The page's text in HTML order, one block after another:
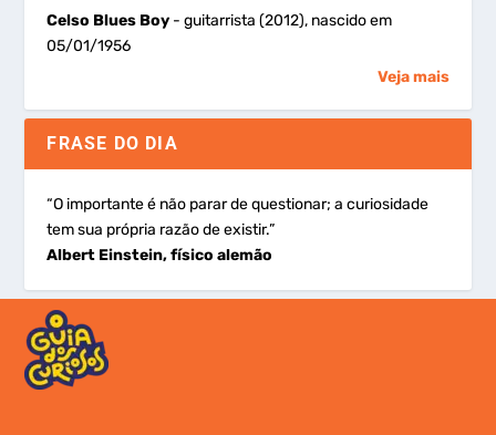
Celso Blues Boy - guitarrista (2012), nascido em
05/01/1956
Veja mais
FRASE DO DIA
“O importante é não parar de questionar; a curiosidade
tem sua própria razão de existir.”
Albert Einstein, físico alemão